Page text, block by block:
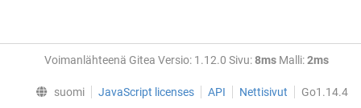
Voimanlähteenä Gitea Versio: 1.12.0 Sivu:8msMalli:2ms
suomi JavaScript licenses API Nettisivut Go1.14.4